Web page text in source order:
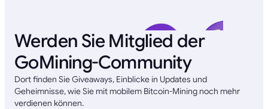
Werden Sie Mitglied der
GoMining-Community
Dort finden Sie Giveaways, Einblicke in Updates und
Geheimnisse, wie Sie mit mobilem Bitcoin-Mining noch mehr
verdienen können.